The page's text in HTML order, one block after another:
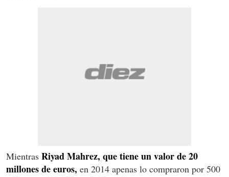
Mientras Riyad Mahrez, que tiene un valor de 20
millones de euros, en 2014 apenas lo compraron por 500